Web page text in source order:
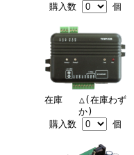
購入数
個
在庫 △(在庫わず
か)
購入数
個